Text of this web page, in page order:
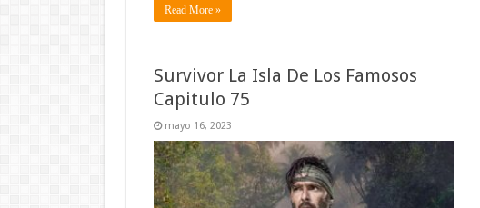
Read More »
Survivor La Isla De Los Famosos
Capitulo 75
mayo 16, 2023